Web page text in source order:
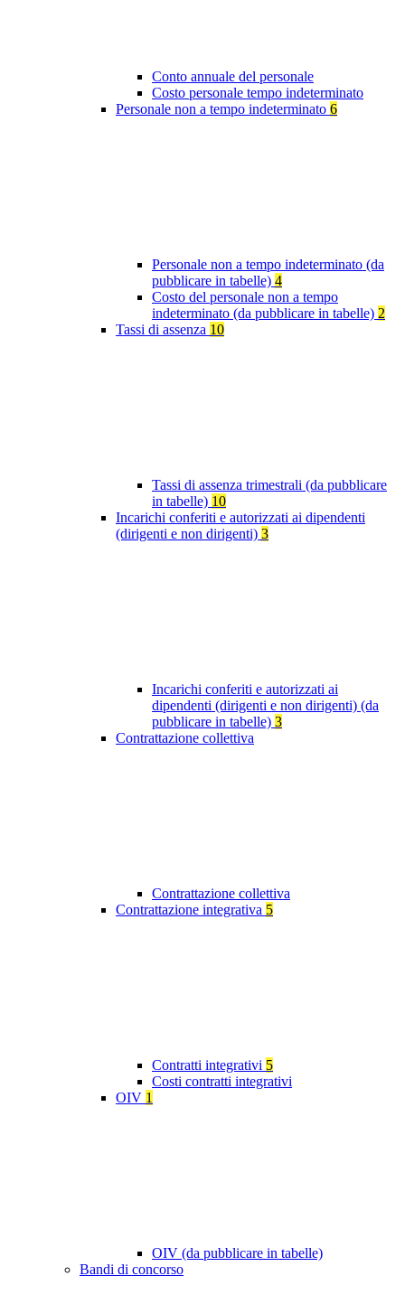
Conto annuale del personale
Costo personale tempo indeterminato
Personale non a tempo indeterminato 6
Personale non a tempo indeterminato (da
pubblicare in tabelle) 4
Costo del personale non a tempo
indeterminato (da pubblicare in tabelle) 2
Tassi di assenza 10
Tassi di assenza trimestrali (da pubblicare
in tabelle) 10
Incarichi conferiti e autorizzati ai dipendenti
(dirigenti e non dirigenti) 3
Incarichi conferiti e autorizzati ai
dipendenti (dirigenti e non dirigenti) (da
pubblicare in tabelle) 3
Contrattazione collettiva
Contrattazione collettiva
Contrattazione integrativa 5
Contratti integrativi 5
Costi contratti integrativi
OIV 1
OIV (da pubblicare in tabelle)
Bandi di concorso